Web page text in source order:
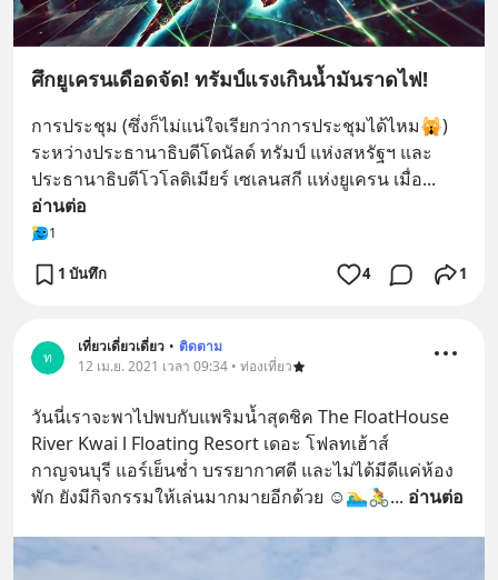
ศึกยูเครนเดือดจัด! ทรัมป์แรงเกินน้ำมันราดไฟ!
การประชุม (ซึ่งก็ไม่แน่ใจเรียกว่าการประชุมได้ไหม🙀)
ระหว่างประธานาธิบดีโดนัลด์ ทรัมป์ แห่งสหรัฐฯ และ
ประธานาธิบดีโวโลดิเมียร์ เซเลนสกี แห่งยูเครน เมื่อ
อ่านต่อ
1
1 บันทึก 4 1
ท
เที่ยวเดี่ยวเดี่ยว • ติดตาม
12 เม.ย. 2021 เวลา 09:34 • ท่องเที่ยว
วันนี่เราจะพาไปพบกับแพริมน้ำสุดชิค The FloatHouse
River Kwai l Floating Resort เดอะ โฟลทเฮ้าส์
กาญจนบุรี แอร์เย็นช่ำ บรรยากาศดี และไม่ได้มีดีแค่ห้อง
พัก ยังมีกิจกรรมให้เล่นมากมายอีกด้วย ☺🏊‍♂️🚴... อ่านต่อ